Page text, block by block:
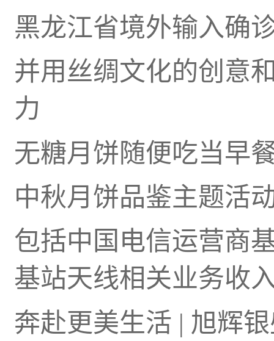
黑龙江省境外输入确
并用丝绸文化的创意
力
无糖月饼随便吃当早
中秋月饼品鉴主题活
包括中国电信运营商
基站天线相关业务收
奔赴更美生活 | 旭辉